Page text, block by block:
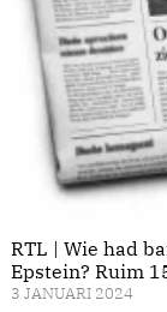
RTL | Wie had
Epstein? Ruim
3 JANUARI 2024